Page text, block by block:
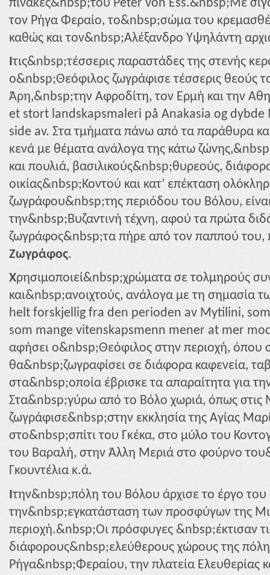
πίνακες&nbsp;του Peter von Ess.&nbsp;Με
τον Ρήγα Φεραίο, το&nbsp;σώμα του
καθώς και τον&nbsp;Αλέξανδρο Υψηλάντη
Iτις&nbsp;τέσσερις παραστάδες της στενής
ο&nbsp;Θεόφιλος ζωγράφισε τέσσερις θεούς
Άρη,&nbsp;την Αφροδίτη, τον Ερμή και την
et stort landskapsmaleri på Anakasia og
side av. Στα τμήματα πάνω από τα παράθυρα
κενά με θέματα ανάλογα της κάτω
και πουλιά, βασιλικούς&nbsp;θυρεούς,
οικίας&nbsp;Κοντού και κατ’ επέκταση
ζωγράφου&nbsp;της περιόδου του Βόλου,
την&nbsp;Βυζαντινή τέχνη, αφού τα πρώτα
ζωγράφος&nbsp;τα πήρε από τον παππού του,
Ζωγράφος.
Χρησιμοποιεί&nbsp;χρώματα σε τολμηρούς
και&nbsp;ανοιχτούς, ανάλογα με τη σημασία
helt forskjellig fra den perioden av Mytilini,
som mange vitenskapsmenn mener at mer
αφήσει ο&nbsp;Θεόφιλος στην περιοχή, όπου
θα&nbsp;ζωγραφίσει σε διάφορα καφενεία,
στα&nbsp;οποία έβρισκε τα απαραίτητα για
Στα&nbsp;γύρω από το Βόλο χωριά, όπως στις
ζωγράφισε&nbsp;στην εκκλησία της Αγίας
στο&nbsp;σπίτι του Γκέκα, στο μύλο του
του Βαραλή, στην Άλλη Μεριά στο φούρνο
Γκουντέλια κ.ά.
Iτην&nbsp;πόλη του Βόλου άρχισε το έργο του
την&nbsp;εγκατάσταση των προσφύγων της
περιοχή.&nbsp;Οι πρόσφυγες &nbsp;έκτισαν
διάφορους&nbsp;ελεύθερους χώρους της
Ρήγα&nbsp;Φεραίου, την πλατεία Ελευθερίας